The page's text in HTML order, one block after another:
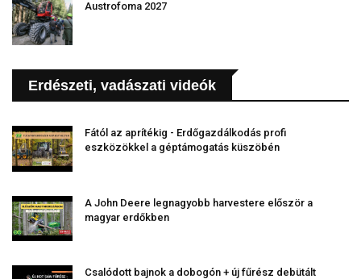
Austrofoma 2027
Erdészeti, vadászati videók
Fától az aprítékig - Erdőgazdálkodás profi
eszközökkel a géptámogatás küszöbén
A John Deere legnagyobb harvestere először a
magyar erdőkben
Csalódott bajnok a dobogón + új fűrész debütált